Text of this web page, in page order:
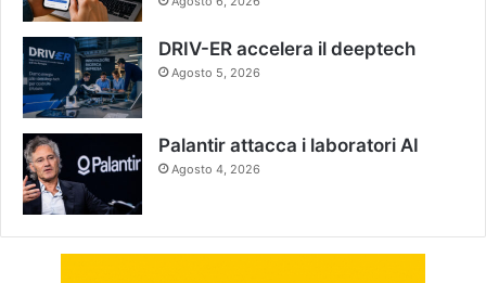
DRIV-ER accelera il deeptech
Agosto 5, 2026
Palantir attacca i laboratori AI
Agosto 4, 2026